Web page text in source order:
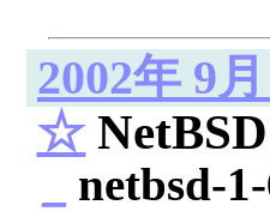
2002年 9
☆NetBSD
netbsd-